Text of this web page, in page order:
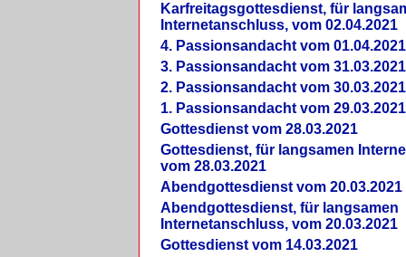
Karfreitagsgottesdienst, für
Internetanschluss, vom 02.04.2021
4. Passionsandacht vom 01.04.2021
3. Passionsandacht vom 31.03.2021
2. Passionsandacht vom 30.03.2021
1. Passionsandacht vom 29.03.2021
Gottesdienst vom 28.03.2021
Gottesdienst, für langsamen
vom 28.03.2021
Abendgottesdienst vom 20.03.2021
Abendgottesdienst, für langsamen
Internetanschluss, vom 20.03.2021
Gottesdienst vom 14.03.2021